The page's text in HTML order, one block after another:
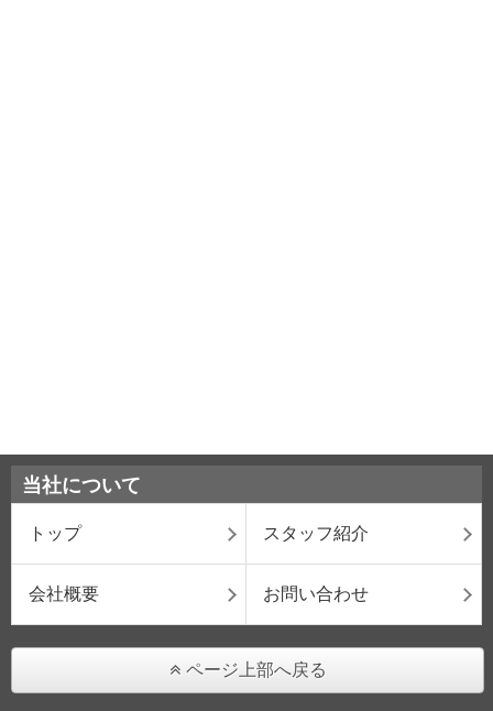
当社について
トップ スタッフ紹介
会社概要 お問い合わせ
ページ上部へ戻る